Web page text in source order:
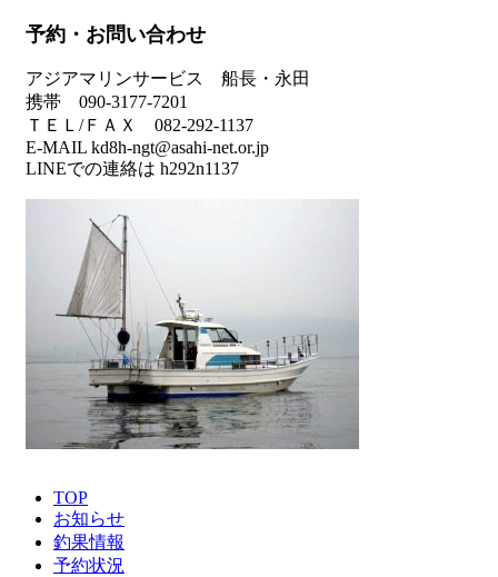
予約・お問い合わせ
アジアマリンサービス 船長・永田
携帯 090-3177-7201
ＴＥＬ/ＦＡＸ 082-292-1137
E-MAIL kd8h-ngt@asahi-net.or.jp
LINEでの連絡は h292n1137
TOP
お知らせ
釣果情報
予約状況